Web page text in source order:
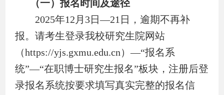
（一）报名时间及途径
2025年12 月 3日—21 日，逾期不再补
报。请考生登录我校研究生院网站
（https://yjs.gxmu.edu.cn）—“报名系
统”—“在职博士研究生报名”板块，注册后登
录报名系统按要求填写真实完整的报名信